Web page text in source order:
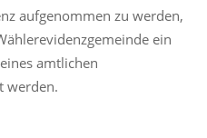
aufgenommen zu werden,
ein
amtlichen
werden.